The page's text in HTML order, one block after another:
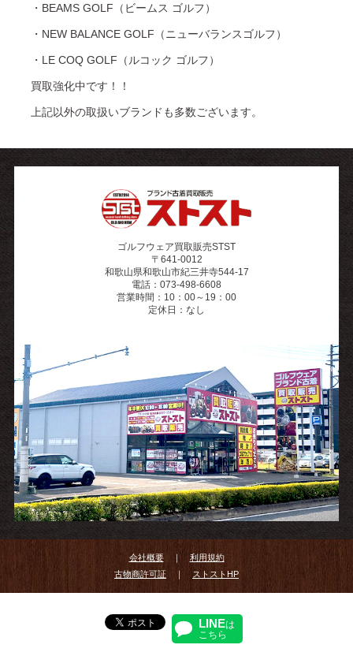
・BEAMS GOLF（ビームス ゴルフ）
・NEW BALANCE GOLF（ニューバランスゴルフ）
・LE COQ GOLF（ルコック ゴルフ）
買取強化中です！！
上記以外の取扱いブランドも多数ございます。
ゴルフウェア買取販売STST
〒641-0012
和歌山県和歌山市紀三井寺544-17
電話：073-498-6608
営業時間：10：00～19：00
定休日：なし
会社概要｜ 利用規約
古物商許可証 ｜ ストストHP
LINEは
こちら